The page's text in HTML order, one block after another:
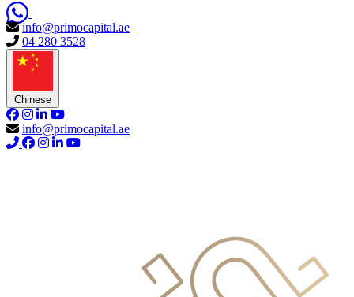
info@primocapital.ae
04 280 3528
Chinese
info@primocapital.ae